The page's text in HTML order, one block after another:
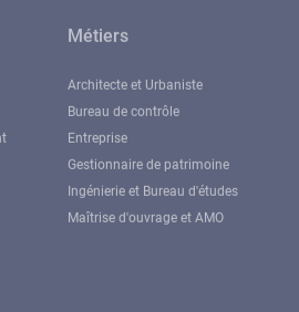
Bureau de contrôle
Entreprise
Gestionnaire de patrimoine
Ingénierie et Bureau d'études
Maîtrise d'ouvrage et AMO